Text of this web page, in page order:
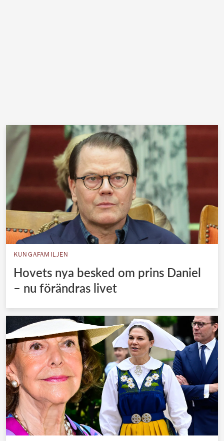
KUNGAFAMILJEN
Hovets nya besked om prins Daniel
– nu förändras livet